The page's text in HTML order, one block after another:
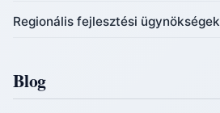
Regionális fejlesztési ügynökségek
Blog